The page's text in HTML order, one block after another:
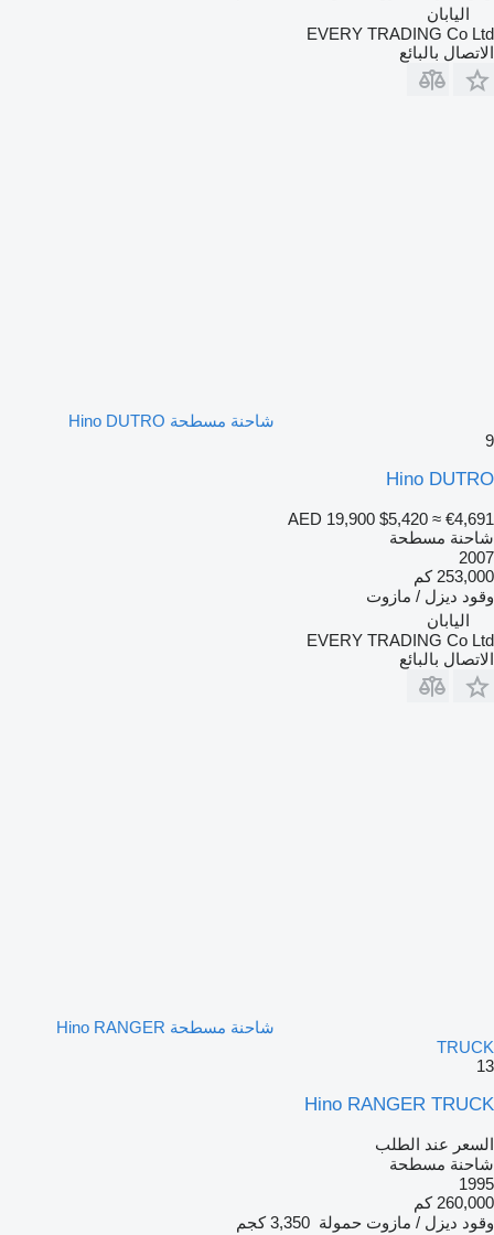
اليابان
EVERY TRADING Co Ltd
الاتصال بالبائع
شاحنة مسطحة Hino DUTRO
9
Hino DUTRO
AED 19,900 $5,420 ≈ €4,691
شاحنة مسطحة
2007
253,000 كم
وقود ديزل / مازوت
اليابان
EVERY TRADING Co Ltd
الاتصال بالبائع
شاحنة مسطحة Hino RANGER
TRUCK
13
Hino RANGER TRUCK
السعر عند الطلب
شاحنة مسطحة
1995
260,000 كم
وقود ديزل / مازوت حمولة 3,350 كجم